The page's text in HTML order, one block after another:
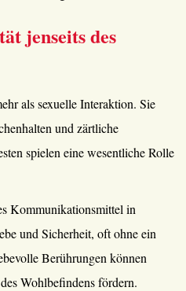
jenseits des
als sexuelle Interaktion. Sie
und zärtliche
spielen eine wesentliche Rolle
Kommunikationsmittel in
und Sicherheit, oft ohne ein
Berührungen können
Wohlbefindens fördern.